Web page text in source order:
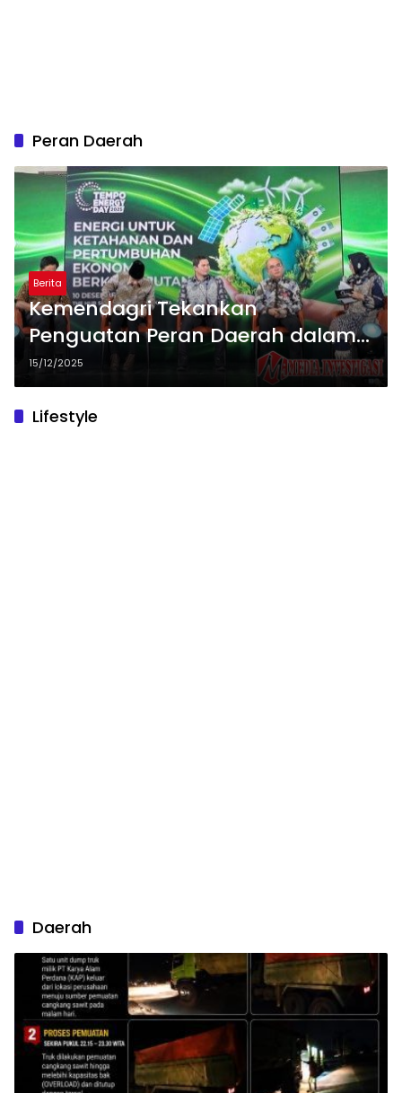
Peran Daerah
Berita
Kemendagri Tekankan
Penguatan Peran Daerah dalam
Mendukung Ketahanan dan
Transisi Energi Nasional
15/12/2025
Lifestyle
Daerah